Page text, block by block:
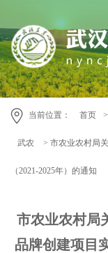
当前位置： 首页 >
武农 > 市农业农村局
（2021-2025年）的通知
市农业农村局
品牌创建项目